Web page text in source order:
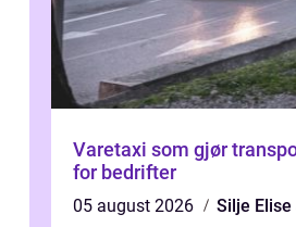
Varetaxi som gjør
for bedrifter
05 august 2026 Silje